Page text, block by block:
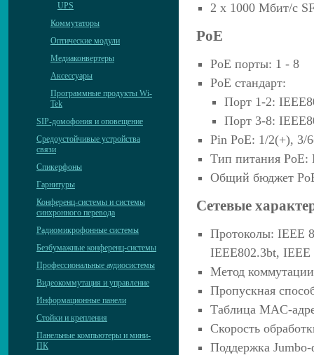
UPS
Коммутаторы
Оптические модули
Медиаконвертеры
Аксессуары
Программные продукты Wi-
Tek
SIP-домофония и оповещение
Средоустойчивые устройства
связи
Спикерфоны
Гарнитуры
Конференц-системы и системы
синхронного перевода
Радиомикрофонные системы
Безбумажные конференц-системы
Профессиональные аудиосистемы
Видеокоммутация и управление
Информационные панели
Стойки и крепления
Панельные компьютеры и мини-
ПК
2 х 1000 Мбит/с
PoE
PoE порты: 1 - 8
PoE стандарт:
Порт 1-2:
Порт 3-8:
Pin PoE: 1/2(+), 3/
Тип питания PoE:
Общий бюджет
Сетевые
Протоколы: IEEE
IEEE802.3bt,
Метод
Пропускная
Таблица MAC-
Скорость
Поддержка